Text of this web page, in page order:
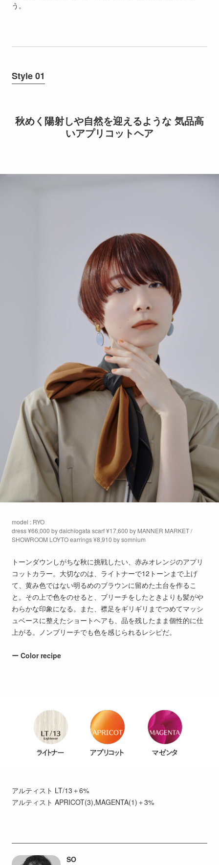
う。
Style 01
秋めく陽射しや自然を迎えるような 気品高
いアプリコットヘア
model : RYO
dress ¥66,000 by daichïogata scarf ¥17,600 by MANNER MARKET /
SHOWROOM LOYTO earrings ¥8,910 by somnium
トーンダウンしがちな秋に挑戦したい、赤みオレンジのアプリ
コットカラー。大切なのは、ライトナーで12トーンまで上げ
て、黄み色ではない明るめのブラウンに留めた土台を作るこ
と。その上で色をのせると、ブリーチをしたときよりも髪がや
わらかな印象になる。また、襟足をギリギリまでつめてマッシ
ュベースに整えたショートヘアも、品を残したまま個性的に仕
上がる。ノンブリーチでも色を感じられるレシピだ。
ー Color recipe
アルティスト LT/13＋6%
アルティスト APRICOT(3),MAGENTA(1)＋3%
SO